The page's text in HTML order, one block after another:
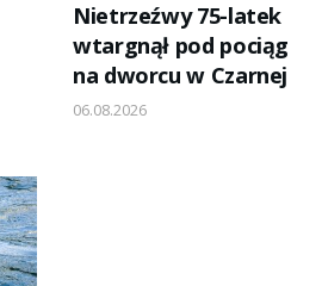
Nietrzeźwy 75-latek
wtargnął pod pociąg
na dworcu w Czarnej
06.08.2026